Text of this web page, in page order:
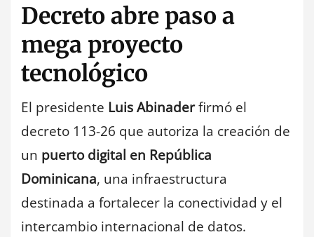
Decreto abre paso a
mega proyecto
tecnológico
El presidente Luis Abinaderfirmó el
decreto 113-26 que autoriza la creación de
un puerto digital en República
Dominicana, una infraestructura
destinada a fortalecer la conectividad y el
intercambio internacional de datos.